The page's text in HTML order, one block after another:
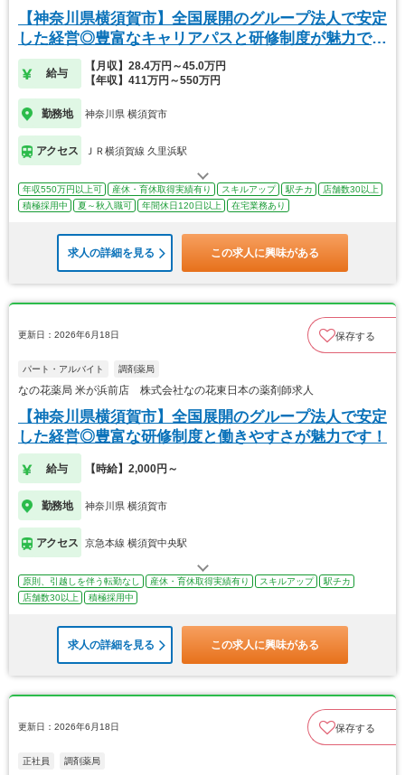
【神奈川県横須賀市】全国展開のグループ法人で安定
した経営◎豊富なキャリアパスと研修制度が魅力で
す！
給与
【月収】28.4万円～45.0万円
【年収】411万円～550万円
勤務地 神奈川県 横須賀市
アクセス ＪＲ横須賀線 久里浜駅
年収550万円以上可 産休・育休取得実績有り スキルアップ 駅チカ
店舗数30以上
積極採用中
夏～秋入職可 年間休日120日以上 在宅業務あり
求人の詳細を見る この求人に興味がある
更新日：2026年6月18日 保存する
パート・アルバイト 調剤薬局
なの花薬局 米が浜前店 株式会社なの花東日本の薬剤師求人
【神奈川県横須賀市】全国展開のグループ法人で安定
した経営◎豊富な研修制度と働きやすさが魅力です！
給与 【時給】2,000円～
勤務地 神奈川県 横須賀市
アクセス 京急本線 横須賀中央駅
原則、引越しを伴う転勤なし 産休・育休取得実績有り スキルアップ
駅チカ
店舗数30以上
積極採用中
求人の詳細を見る この求人に興味がある
更新日：2026年6月18日 保存する
正社員 調剤薬局